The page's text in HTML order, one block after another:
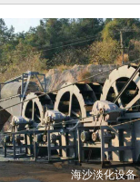
海沙淡化设备